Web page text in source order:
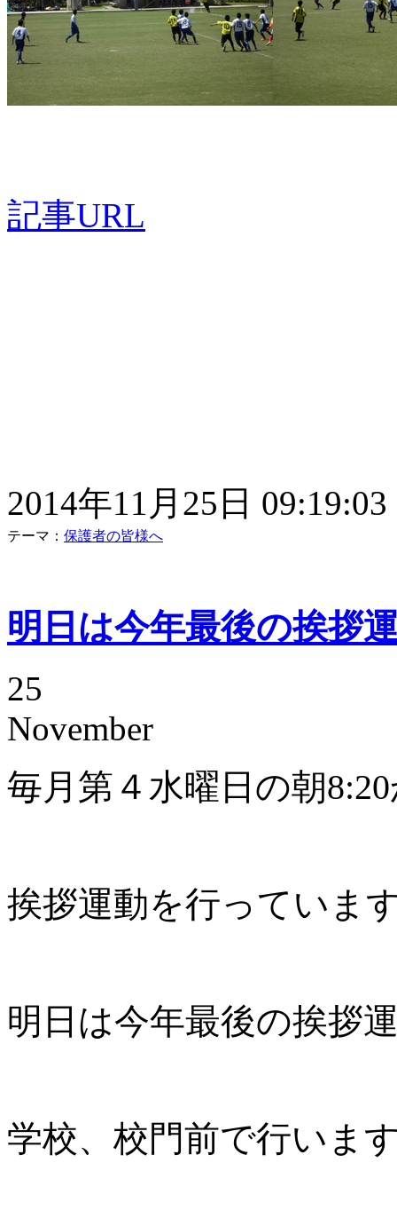
記事URL
2014年11月25日 09:19:03
テーマ： 保護者の皆様へ
明日は今年最後の挨拶
25
November
毎月第４水曜日の朝
挨拶運動を行っていま
明日は今年最後の挨拶
学校、校門前で行いま